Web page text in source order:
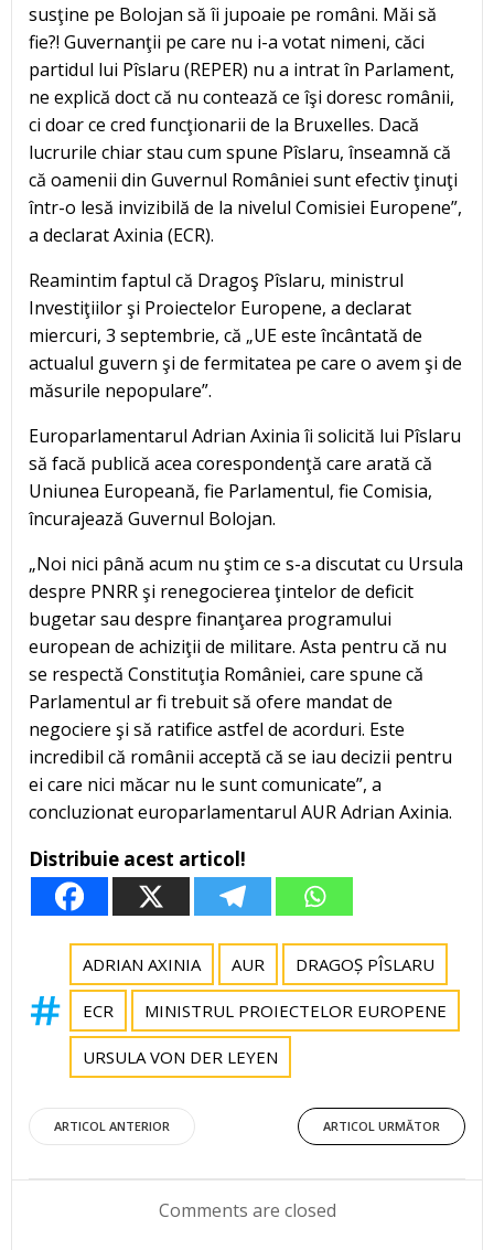
susţine pe Bolojan să îi jupoaie pe români. Măi să
fie?! Guvernanţii pe care nu i-a votat nimeni, căci
partidul lui Pîslaru (REPER) nu a intrat în Parlament,
ne explică doct că nu contează ce îşi doresc românii,
ci doar ce cred funcţionarii de la Bruxelles. Dacă
lucrurile chiar stau cum spune Pîslaru, înseamnă că
că oamenii din Guvernul României sunt efectiv ţinuţi
într-o lesă invizibilă de la nivelul Comisiei Europene”,
a declarat Axinia (ECR).
Reamintim faptul că Dragoş Pîslaru, ministrul
Investiţiilor şi Proiectelor Europene, a declarat
miercuri, 3 septembrie, că „UE este încântată de
actualul guvern şi de fermitatea pe care o avem şi de
măsurile nepopulare”.
Europarlamentarul Adrian Axinia îi solicită lui Pîslaru
să facă publică acea corespondenţă care arată că
Uniunea Europeană, fie Parlamentul, fie Comisia,
încurajează Guvernul Bolojan.
„Noi nici până acum nu ştim ce s-a discutat cu Ursula
despre PNRR şi renegocierea ţintelor de deficit
bugetar sau despre finanţarea programului
european de achiziţii de militare. Asta pentru că nu
se respectă Constituţia României, care spune că
Parlamentul ar fi trebuit să ofere mandat de
negociere şi să ratifice astfel de acorduri. Este
incredibil că românii acceptă că se iau decizii pentru
ei care nici măcar nu le sunt comunicate”, a
concluzionat europarlamentarul AUR Adrian Axinia.
Distribuie acest articol!
ADRIAN AXINIA AUR DRAGOȘ PÎSLARU
ECR MINISTRUL PROIECTELOR EUROPENE
URSULA VON DER LEYEN
Post
navigation
ARTICOL ANTERIOR
Post
navigation
ARTICOL URMĂTOR
Comments are closed